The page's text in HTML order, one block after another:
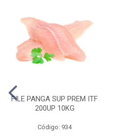
FILE PANGA SUP PREM ITF
200UP 10KG
Código: 934